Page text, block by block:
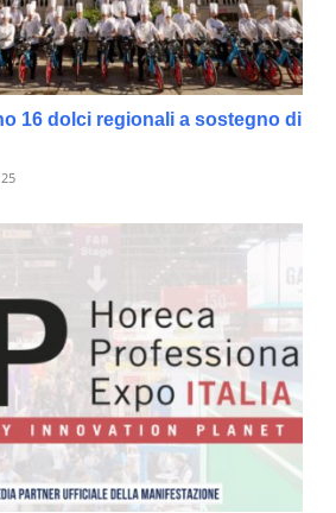
16 dolci regionali a sostegno di